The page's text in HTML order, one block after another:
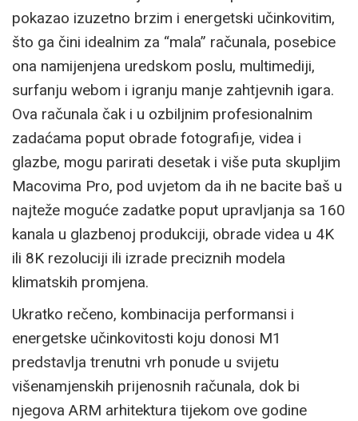
pokazao izuzetno brzim i energetski učinkovitim,
što ga čini idealnim za “mala” računala, posebice
ona namijenjena uredskom poslu, multimediji,
surfanju webom i igranju manje zahtjevnih igara.
Ova računala čak i u ozbiljnim profesionalnim
zadaćama poput obrade fotografije, videa i
glazbe, mogu parirati desetak i više puta skupljim
Macovima Pro, pod uvjetom da ih ne bacite baš u
najteže moguće zadatke poput upravljanja sa 160
kanala u glazbenoj produkciji, obrade videa u 4K
ili 8K rezoluciji ili izrade preciznih modela
klimatskih promjena.
Ukratko rečeno, kombinacija performansi i
energetske učinkovitosti koju donosi M1
predstavlja trenutni vrh ponude u svijetu
višenamjenskih prijenosnih računala, dok bi
njegova ARM arhitektura tijekom ove godine